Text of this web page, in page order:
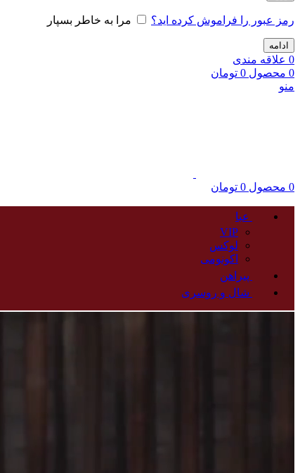
رمز عبور را فراموش کرده اید؟ مرا به خاطر بسپار
ادامه
0 علاقه مندی
0 محصول 0 تومان
منو
0 محصول 0 تومان
عبا
VIP
لوکس
اکونومی
پیراهن
شال و‌ روسری